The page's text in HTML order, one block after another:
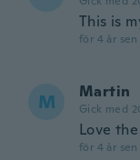
This is
för 4 år sen
M Martin
Gick med
Love
för 4 år sen